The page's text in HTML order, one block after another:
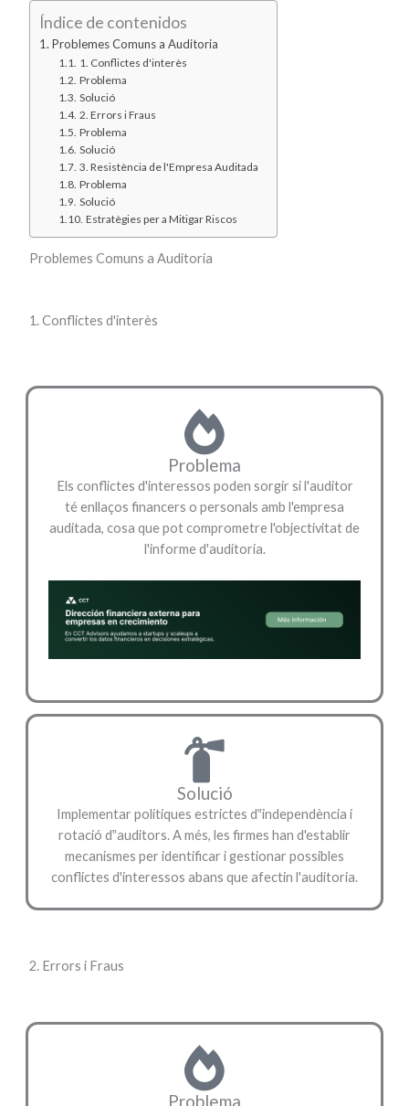
Índice de contenidos
Problemes Comuns a Auditoria
1. Conflictes d'interès
Problema
Solució
2. Errors i Fraus
Problema
Solució
3. Resistència de l'Empresa Auditada
Problema
Solució
Estratègies per a Mitigar Riscos
Problemes Comuns a Auditoria
1. Conflictes d'interès
Problema
Els conflictes d'interessos poden sorgir si l'auditor
té enllaços financers o personals amb l'empresa
auditada, cosa que pot comprometre l'objectivitat de
l'informe d'auditoria.
Solució
Implementar polítiques estrictes d‟independència i
rotació d‟auditors. A més, les firmes han d'establir
mecanismes per identificar i gestionar possibles
conflictes d'interessos abans que afectin l'auditoria.
2. Errors i Fraus
Problema